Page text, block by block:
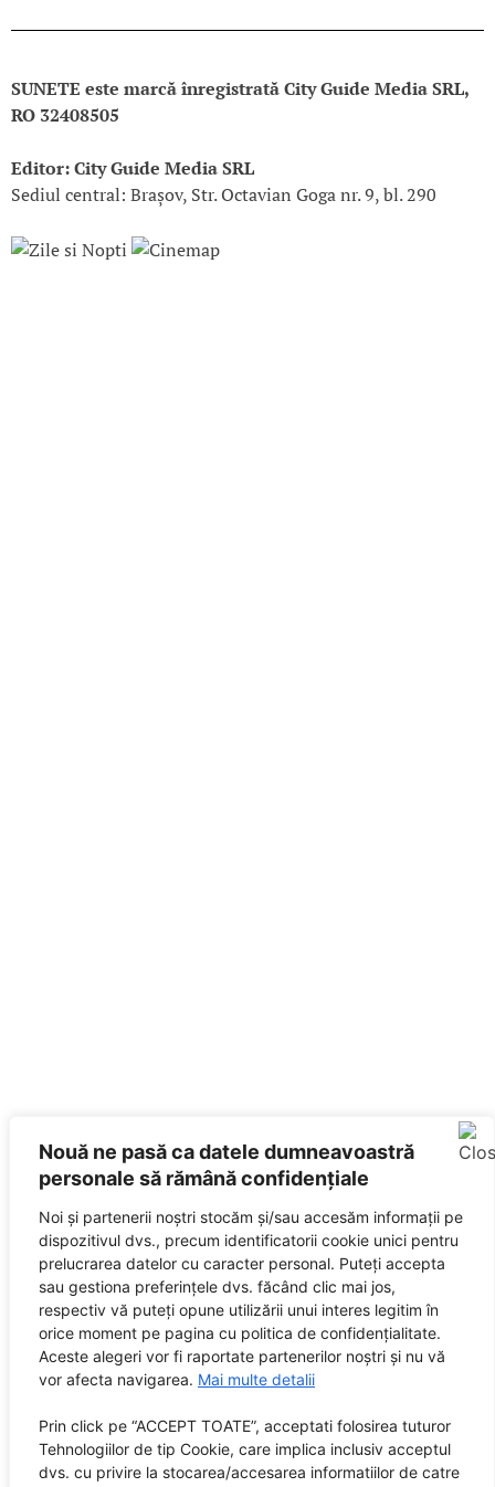
Nouă ne pasă ca datele dumneavoastră
personale să rămână confidențiale
Noi și partenerii noștri stocăm și/sau accesăm informații pe
dispozitivul dvs., precum identificatorii cookie unici pentru
prelucrarea datelor cu caracter personal. Puteți accepta
sau gestiona preferințele dvs. făcând clic mai jos,
respectiv vă puteți opune utilizării unui interes legitim în
orice moment pe pagina cu politica de confidențialitate.
Aceste alegeri vor fi raportate partenerilor noștri și nu vă
vor afecta navigarea. Mai multe detalii
Prin click pe “ACCEPT TOATE”, acceptati folosirea tuturor
Tehnologiilor de tip Cookie, care implica inclusiv acceptul
dvs. cu privire la stocarea/accesarea informatiilor de catre
SUNETE este marcă înregistrată City Guide Media SRL,
RO 32408505
Editor: City Guide Media SRL
Sediul central: Brașov, Str. Octavian Goga nr. 9, bl. 290